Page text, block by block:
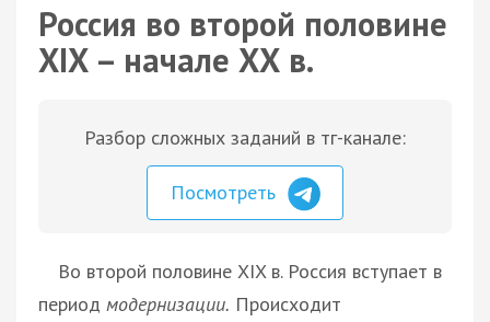
Россия во второй половине
XIX – начале ХХ в.
Разбор сложных заданий в тг-канале:
Посмотреть
Во второй половине XIX в. Россия вступает в
период модернизации. Происходит